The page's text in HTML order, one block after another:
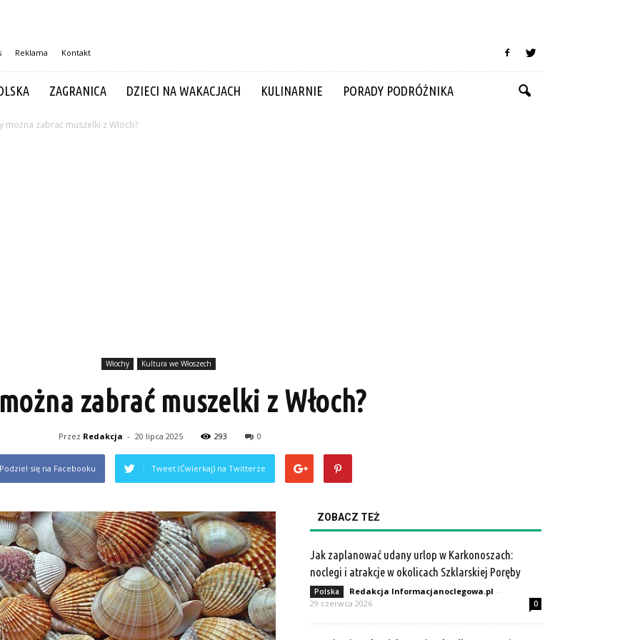
Reklama Kontakt
ZAGRANICA DZIECI NA WAKACJACH KULINARNIE PORADY PODRÓŻNIKA
można zabrać muszelki z Włoch?
Włochy Kultura we Włoszech
zabrać muszelki z Włoch?
Przez Redakcja - 20 lipca 2025 293 0
się na Facebooku Tweet (Ćwierkaj) na Twitterze
ZOBACZ TEŻ
Jak zaplanować udany urlop w Karkonoszach:
noclegi i atrakcje w okolicach Szklarskiej Poręby
Polska Redakcja Informacjanoclegowa.pl -
29 czerwca 2026
0